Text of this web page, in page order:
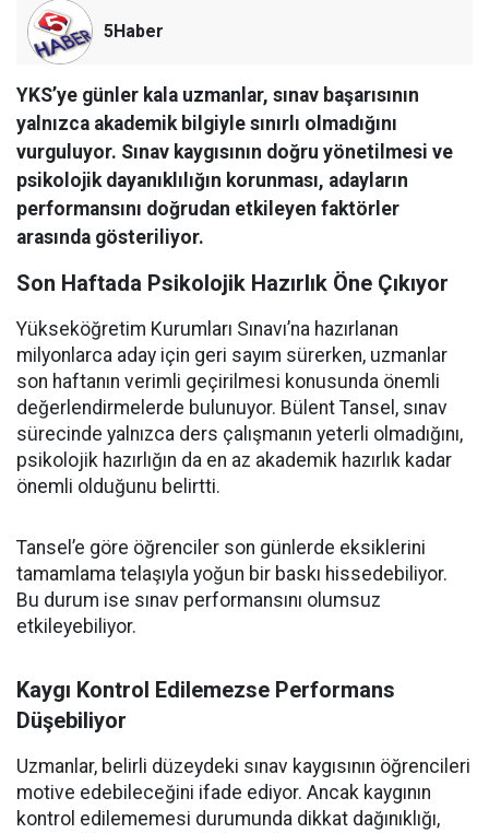
5Haber
YKS’ye günler kala uzmanlar, sınav başarısının
yalnızca akademik bilgiyle sınırlı olmadığını
vurguluyor. Sınav kaygısının doğru yönetilmesi ve
psikolojik dayanıklılığın korunması, adayların
performansını doğrudan etkileyen faktörler
arasında gösteriliyor.
Son Haftada Psikolojik Hazırlık Öne Çıkıyor
Yükseköğretim Kurumları Sınavı’na hazırlanan
milyonlarca aday için geri sayım sürerken, uzmanlar
son haftanın verimli geçirilmesi konusunda önemli
değerlendirmelerde bulunuyor. Bülent Tansel, sınav
sürecinde yalnızca ders çalışmanın yeterli olmadığını,
psikolojik hazırlığın da en az akademik hazırlık kadar
önemli olduğunu belirtti.
Tansel’e göre öğrenciler son günlerde eksiklerini
tamamlama telaşıyla yoğun bir baskı hissedebiliyor.
Bu durum ise sınav performansını olumsuz
etkileyebiliyor.
Kaygı Kontrol Edilemezse Performans
Düşebiliyor
Uzmanlar, belirli düzeydeki sınav kaygısının öğrencileri
motive edebileceğini ifade ediyor. Ancak kaygının
kontrol edilememesi durumunda dikkat dağınıklığı,